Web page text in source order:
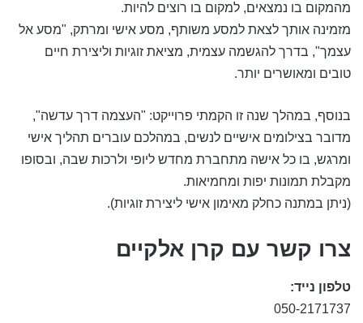
מהמקום בו נמצאים, למקום בו רוצים להיות.
מזמינה אותך לצאת למסע משותף, מסע אישי ומרתק, "מסע אל
עצמך", בדרך להגשמה עצמית, מציאת זוגיות וליצירת חיים
טובים ומאושרים יותר.
בנוסף, במהלך שנה זו הקמתי פרוייקט: "העצמה דרך עדשה",
מדובר בצילומים אישיים לנשים, במהלכם עוברים תהליך אישי
ומרגש, בו כל אישה מתחברת מחדש ליופי ולרכות שבה, ובסופו
מקבלת תמונות יפות ומחמיאות.
(ניתן במתנה כחלק מאימון אישי ליצירת זוגיות).
צרו קשר עם קרן אלקיים
טלפון נייד:
050-2171737